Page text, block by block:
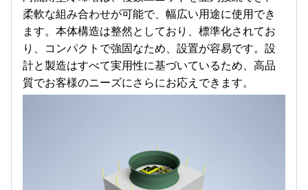
柔軟な組み合わせが可能で、幅広い用途に使用でき
ます。本体構造は整然としており、標準化されてお
り、コンパクトで強固なため、設置が容易です。設
計と製造はすべて実用性に基づいているため、高品
質でお客様のニーズにさらにお応えできます。